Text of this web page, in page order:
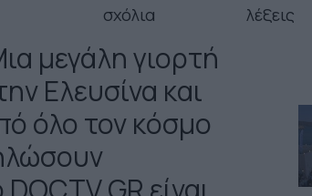
σχόλια λέξεις
μεγάλη γιορτή
Ελευσίνα και
όλο τον κόσμο